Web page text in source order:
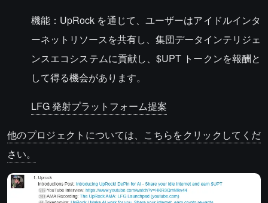
機能：UpRock を通じて、ユーザーはアイドルインタ
ーネットリソースを共有し、集団データインテリジェ
ンスエコシステムに貢献し、$UPT トークンを報酬と
して得る機会があります。
LFG 発射プラットフォーム提案
他のプロジェクトについては、こちらをクリックしてくだ
さい。